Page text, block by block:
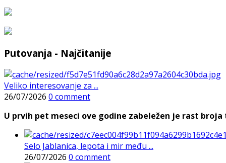
Putovanja - Najčitanije
Veliko interesovanje za ...
26/07/2026 0 comment
U prvih pet meseci ove godine zabeležen je rast
Selo Jablanica, lepota i mir među ...
26/07/2026 0 comment